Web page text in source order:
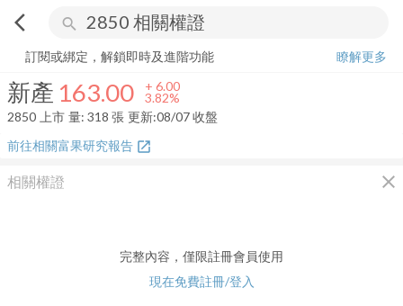
arrow_back_ios search
新產 163.00 +3.82%
訂閱或綁定，解鎖即時及進階功能
瞭解更多
新產 163.00 + 6.00
3.82%
2850 上市 量: 318 張 更新:08/07 收盤
前往相關富果研究報告 open_in_new
相關權證 close
完整內容，僅限註冊會員使用
現在免費註冊/登入